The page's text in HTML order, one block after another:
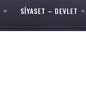
SIYASET – DEVLET